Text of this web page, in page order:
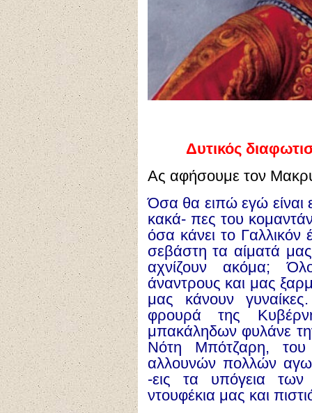
Δυτικός
Ας αφήσουμε τον
Όσα θα ειπώ εγώ είναι
κακά- πες του
όσα κάνει το
σεβάστη τα αίματά
αχνίζουν ακόμα;
άναντρους και μας
μας κάνουν
φρουρά της
μπακάληδων φυλάνε
Νότη Μπότζαρη,
αλλουνών πολλών
-εις τα υπόγεια
ντουφέκια μας και